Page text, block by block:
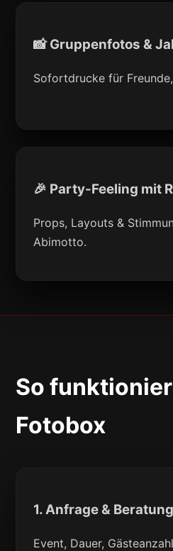
📸 Gruppenfotos &
Sofortdrucke für
🎉 Party-Feeling mit
Props, Layouts &
Abimotto.
So
Fotobox
1. Anfrage & Beratung
Event, Dauer,